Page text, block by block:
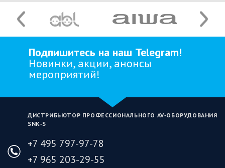
Подпишитесь на наш Telegram!
Новинки, акции, анонсы
мероприятий!
ДИСТРИБЬЮТОР ПРОФЕССИОНАЛЬНОГО AV‑ОБОРУДОВАНИЯ
SNK‑S
+7 495 797-97-78
+7 965 203-29-55